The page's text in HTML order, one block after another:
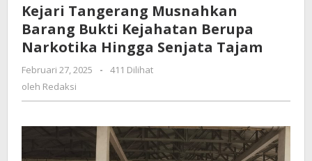
Barang
Bukti
Kejahatan
Senjata
Kejari Tangerang Musnahkan
Barang Bukti Kejahatan Berupa
Narkotika Hingga Senjata Tajam
Februari 27, 2025
oleh
-
411 Dilihat
oleh Redaksi